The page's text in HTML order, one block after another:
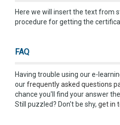
Here we will insert the text from
procedure for getting the
FAQ
Having trouble using our e-
ourfrequently asked questions
chance you'll find your answer
Still puzzled? Don't be shy, get in